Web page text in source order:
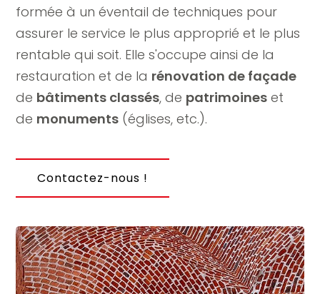
formée à un éventail de techniques pour
assurer le service le plus approprié et le plus
rentable qui soit. Elle s'occupe ainsi de la
restauration et de la rénovation de façade
de bâtiments classés, de patrimoines et
de monuments (églises, etc.).
Contactez-nous !